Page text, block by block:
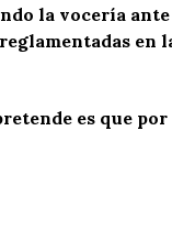
la vocería
en
es que